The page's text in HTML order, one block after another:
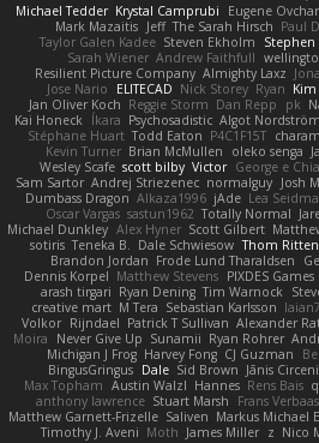
Michael Tedder Krystal Camprubi Eugene
Mark Mazaitis Jeff The Sarah Hirsch Paul
Taylor Galen Kadee Steven Ekholm Stephen
Sarah Wiener Andrew Faithfull
Resilient Picture Company Almighty Laxz
Jose Nario
ELITECAD Nick Storey Ryan
Jan Oliver Koch Reggie Storm Dan Repp pk
Kai Honeck Íkara Psychosadistic Algot Nordström
Stéphane Huart Todd Eaton P4C1F15T
Kevin Turner Brian McMullen oleko senga
Wesley Scafe scott bilby Victor George e
Sam Sartor Andrej Striezenec normalguy Josh
Dumbass Dragon Alkaza1996 jAde Lea
Oscar Vargas sastun1962 Totally Normal
Michael Dunkley Alex Hyner Scott Gilbert
sotiris Teneka B. Dale Schwiesow Thom
Brandon Jordan Frode Lund Tharaldsen
Dennis Korpel Matthew Stevens PIXDES Games
arash tirgari Ryan Dening Tim Warnock
creative mart M Tera Sebastian Karlsson
Volkor Rijndael Patrick T Sullivan Alexander
Moira
Never Give Up Sunamii Ryan Rohrer
Michigan J Frog Harvey Fong CJ Guzman
BingusGringus Dale Sid Brown Jānis
Max Topham Austin Walzl Hannes Rens Bais
anthony lawrence Stuart Marsh Frans Verbaas
Matthew Garnett-Frizelle Saliven Markus Michael
Timothy J. Aveni Moth James Miller z Nico